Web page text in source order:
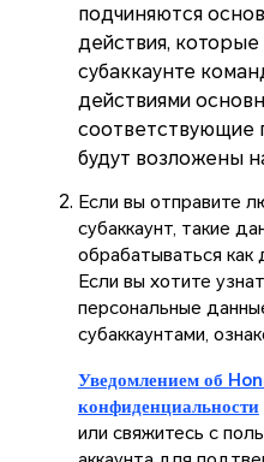
подчиняются
действия,
субаккаунте
действиями
соответствующие
будут возложены
Если вы отправите
субаккаунт, такие
обрабатываться как
Если вы хотите
персональные
субаккаунтами,
Уведомлением об
конфиденциальности
или свяжитесь с